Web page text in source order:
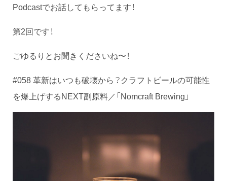
Podcastでお話してもらってます！
第2回です！
ごゆるりとお聞きくださいね〜！
#058 革新はいつも破壊から？クラフトビールの可能性
を爆上げするNEXT副原料／「Nomcraft Brewing」